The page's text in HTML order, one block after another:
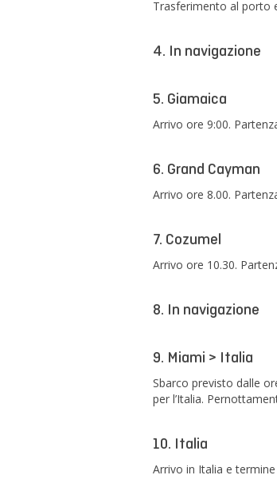
Trasferimento al porto
4. In navigazione
5. Giamaica
Arrivo ore 9:00.
6. Grand Cayman
Arrivo ore 8.00.
7. Cozumel
Arrivo ore 10.30.
8. In navigazione
9. Miami > Italia
Sbarco previsto dalle
per l’Italia.
10. Italia
Arrivo in Italia e termine